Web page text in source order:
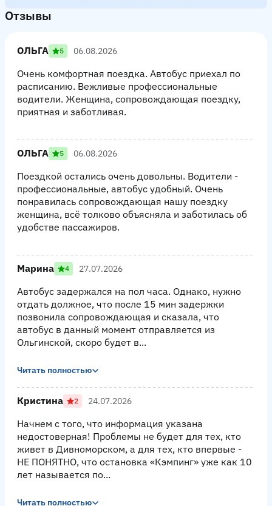
Отзывы
ОЛЬГА 5 06.08.2026
Очень комфортная поездка. Автобус приехал по
расписанию. Вежливые профессиональные
водители. Женщина, сопровождающая поездку,
приятная и заботливая.
ОЛЬГА 5 06.08.2026
Поездкой остались очень довольны. Водители -
профессиональные, автобус удобный. Очень
понравилась сопровождающая нашу поездку
женщина, всё толково объясняла и заботилась об
удобстве пассажиров.
Марина 4 27.07.2026
Автобус задержался на пол часа. Однако, нужно
отдать должное, что после 15 мин задержки
позвонила сопровождающая и сказала, что
автобус в данный момент отправляется из
Ольгинской, скоро будет в...
Читать полностью
Кристина 2 24.07.2026
Начнем с того, что информация указана
недостоверная! Проблемы не будет для тех, кто
живет в Дивноморском, а для тех, кто впервые -
НЕ ПОНЯТНО, что остановка «Кэмпинг» уже как 10
лет называется по...
Читать полностью